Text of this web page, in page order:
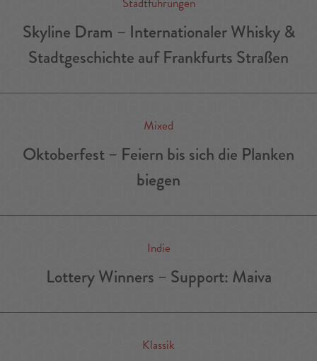
Skyline Dram – Internationaler Whisky &
Stadtgeschichte auf Frankfurts Straßen
Mixed
Oktoberfest – Feiern bis sich die Planken
biegen
Indie
Lottery Winners – Support: Maiva
Klassik